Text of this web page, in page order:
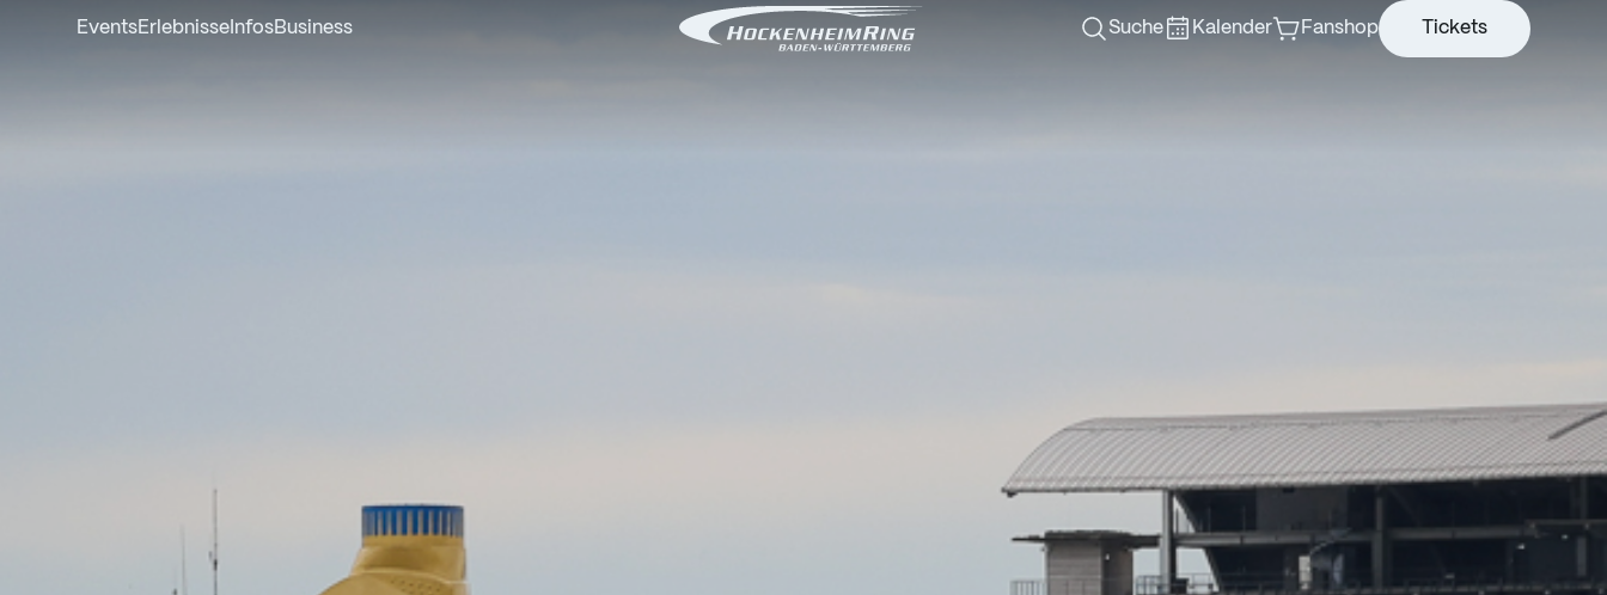
Events Erlebnisse Infos Business Suche Kalender Fanshop Tickets